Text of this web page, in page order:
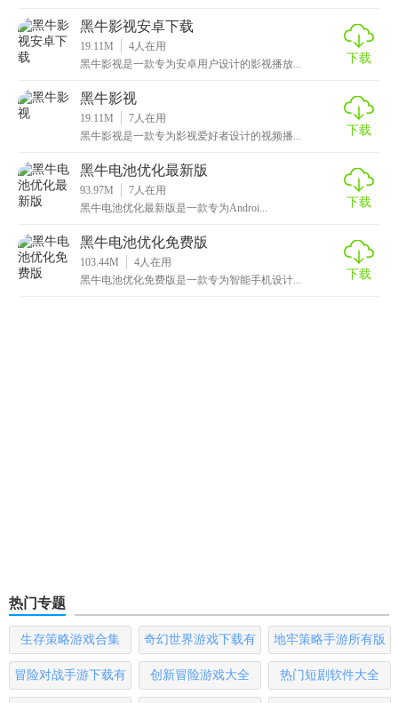
黑牛影视安卓下载
19.11M 4人在用
黑牛影视是一款专为安卓用户设计的影视播放...
下载
黑牛影视
19.11M 7人在用
黑牛影视是一款专为影视爱好者设计的视频播...
下载
黑牛电池优化最新版
93.97M 7人在用
黑牛电池优化最新版是一款专为Androi...
下载
黑牛电池优化免费版
103.44M 4人在用
黑牛电池优化免费版是一款专为智能手机设计...
下载
热门专题
生存策略游戏合集
奇幻世界游戏下载有
哪些
地牢策略手游所有版
本
冒险对战手游下载有
创新冒险游戏大全 热门短剧软件大全